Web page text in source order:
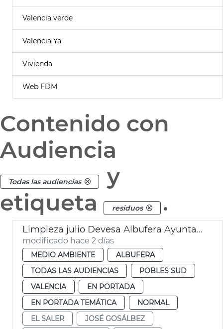
Valencia verde
Valencia Ya
Vivienda
Web FDM
Contenido con
Audiencia
Todas las audiencias
y
etiqueta
residuos .
Limpieza julio Devesa Albufera Ayuntamiento València
modificado hace 2 días
MEDIO AMBIENTE
ALBUFERA
TODAS LAS AUDIENCIAS
POBLES SUD
VALENCIA
EN PORTADA
EN PORTADA TEMÁTICA
NORMAL
EL SALER
JOSÉ GOSÁLBEZ